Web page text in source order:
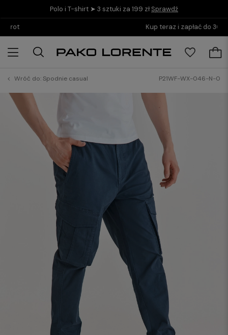
Polo i T-shirt ➤ 3 sztuki za 199 zł Sprawdź
Kup teraz i zapłać do 30 dni z PayPo
Wróć do:Spodnie casual P21WF-WX-046-N-0